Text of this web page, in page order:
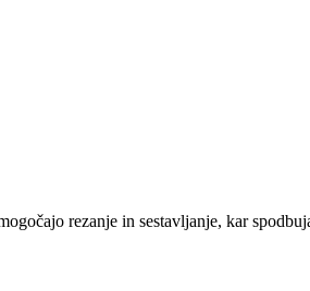
rezanje in sestavljanje, kar